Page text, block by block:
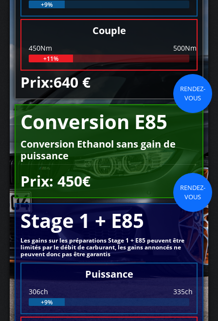
+9%
Couple
450Nm 500Nm
+11%
Prix:640 €
RENDEZ-
VOUS
Conversion E85
Conversion Ethanol sans gain de
puissance
Prix: 450€
RENDEZ-
VOUS
Stage 1 + E85
Les gains sur les préparations Stage 1 + E85 peuvent être
limités par le débit de carburant, les gains annoncés ne
peuvent donc pas être garantis
Puissance
306ch 335ch
+9%